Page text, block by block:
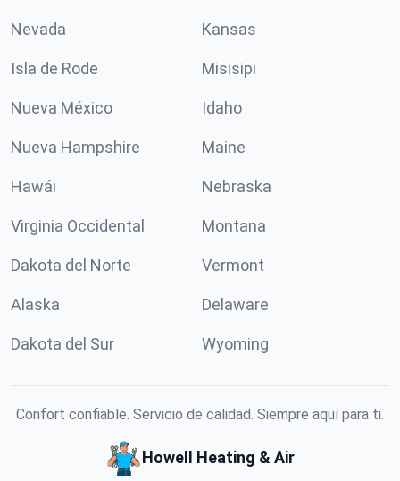
Nevada Kansas
Isla de Rode Misisipi
Nueva México Idaho
Nueva Hampshire Maine
Hawái Nebraska
Virginia Occidental Montana
Dakota del Norte Vermont
Alaska Delaware
Dakota del Sur Wyoming
Confort confiable. Servicio de calidad. Siempre aquí para ti.
Howell Heating & Air